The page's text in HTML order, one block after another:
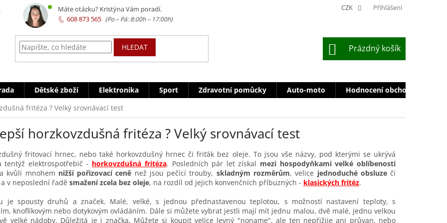
CZK Přihlášení
HLEDAT
NÁKUPNÍ
KOŠÍK
Prázdný košík
Dětské zboží Elektronika Sport Zdravotní pomůcky Auto-moto Hodnocení obchodu
fritéza ? Velký srovnávací test
horzkovzdušná fritéza ? Velký srovnávací test
fritovací hrnec, nebo také horkovzdušný hrnec či friťák bez oleje. To jsou vše názvy, pod kterými se ukrývá
tentýž elektrospotřebič - horkovzdušná fritéza. Posledních pár let získal mezi hospodyňkami velké oblíbenosti
kvůli mnohem nižší pořizovací ceně než jsou pečící trouby, skladným rozměrům, velice jednoduché obsluzeči
a v neposlední řadě smažení zcela bez oleje, na rozdíl od jejich konvenčních příbuzných - klasických fritéz.
je spousty druhů a značek. Malé, velké, s jednou přednastavenou teplotou, s možností nastavení teploty, s
knoflíkovým nebo dotykovým ovládáním. Dále si můžete vybrat jestli mají mít jednu malou, dvě malé, jednu velkou
velké nádoby. Důležitá je i značka. Můžete si koupit velice levný "noname", ale ten nepřižije ani průvan, nebo
Máte otázku? Kristýna Vám poradí.
608 873 565